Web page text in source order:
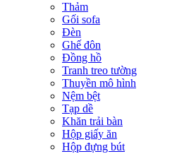
Thảm
Gối sofa
Đèn
Ghế đôn
Đồng hồ
Tranh treo tường
Thuyền mô hình
Nệm bệt
Tạp dề
Khăn trải bàn
Hộp giấy ăn
Hộp đựng bút